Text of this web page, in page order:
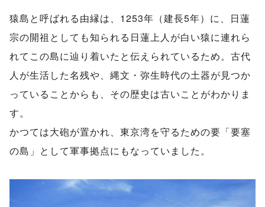
猿島と呼ばれる由縁は、1253年（建長5年）に、日蓮
宗の開祖としても知られる日蓮上人が白い猿に連れら
れてこの島に辿り着いたと伝えられているため。古代
人が生活した名残や、縄文・弥生時代の土器が見つか
っていることからも、その歴史は古いことがわかりま
す。
かつては大砲が置かれ、東京湾を守るための要「要塞
の島」として軍事拠点にもなっていました。